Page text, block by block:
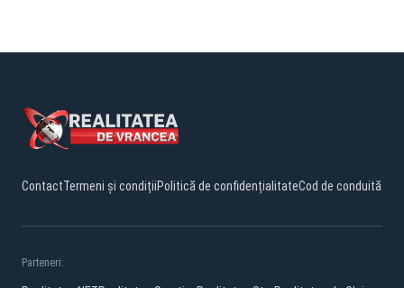
ContactTermeni și condițiiPolitică de confidențialitateCod de conduită
Parteneri: